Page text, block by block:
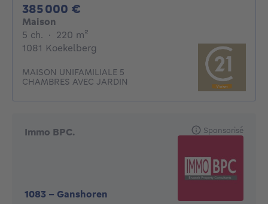
385 000 €
Maison
5 ch. 5 chambres
· 220 m²
1081 Koekelberg
MAISON UNIFAMILIALE 5
CHAMBRES AVEC JARDIN
Immo BPC.
1083 - Ganshoren
Sponsorisé